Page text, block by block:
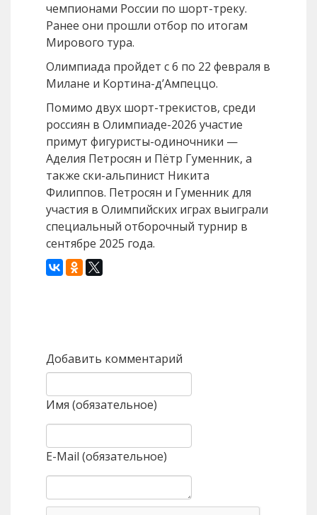
чемпионами России по шорт-треку.
Ранее они прошли отбор по итогам
Мирового тура.
Олимпиада пройдет с 6 по 22 февраля в
Милане и Кортина-д’Ампеццо.
Помимо двух шорт-трекистов, среди
россиян в Олимпиаде-2026 участие
примут фигуристы-одиночники —
Аделия Петросян и Пётр Гуменник, а
также ски-альпинист Никита
Филиппов. Петросян и Гуменник для
участия в Олимпийских играх выиграли
специальный отборочный турнир в
сентябре 2025 года.
Добавить комментарий
Имя (обязательное)
E-Mail (обязательное)